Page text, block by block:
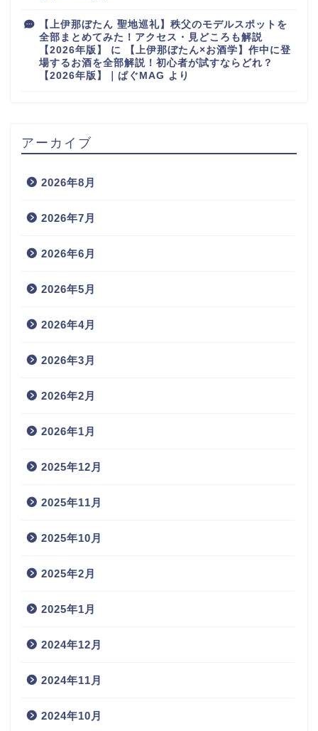
【上伊那ぼたん 聖地巡礼】秩父のモデルスポットを
全部まとめてみた！アクセス・見どころも解説
【2026年版】
に
【上伊那ぼたん×お酒学】作中に登
場するお酒を全部解説！初心者が試すならどれ？
【2026年版】｜ぱぐMAG より
アーカイブ
2026年8月
2026年7月
2026年6月
2026年5月
2026年4月
2026年3月
2026年2月
2026年1月
2025年12月
2025年11月
2025年10月
2025年2月
2025年1月
2024年12月
2024年11月
2024年10月